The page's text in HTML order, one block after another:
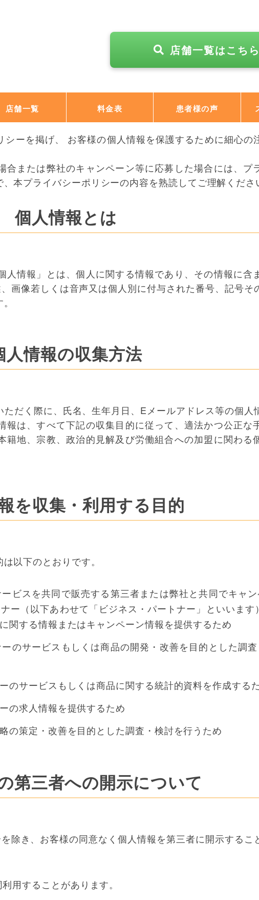
店舗一覧はこちら
店舗一覧 料金表 患者様の声
ーを掲げ、 お客様の個人情報を保護するために細心の
合または弊社のキャンペーン等に応募した場合には、プ
本プライバシーポリシーの内容を熟読してご理解くださ
個人情報とは
情報」とは、個人に関する情報であり、その情報に含
画像若しくは音声又は個人別に付与された番号、記号そ
人情報の収集方法
だく際に、氏名、生年月日、Eメールアドレス等の個人
は、すべて下記の収集目的に従って、適法かつ公正な
籍地、宗教、政治的見解及び労働組合への加盟に関わる
を収集・利用する目的
以下のとおりです。
ビスを共同で販売する第三者または弊社と共同でキャ
ー（以下あわせて「ビジネス・パートナー」といいます
関する情報またはキャンペーン情報を提供するため
のサービスもしくは商品の開発・改善を目的とした調
のサービスもしくは商品に関する統計的資料を作成する
の求人情報を提供するため
の策定・改善を目的とした調査・検討を行うため
第三者への開示について
除き、お客様の同意なく個人情報を第三者に開示するこ
用することがあります。